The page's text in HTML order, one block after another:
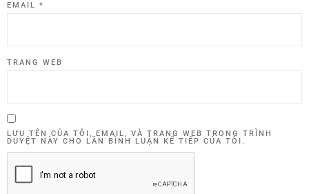
EMAIL *
TRANG WEB
LƯU TÊN CỦA TÔI, EMAIL, VÀ TRANG WEB TRONG TRÌNH
DUYỆT NÀY CHO LẦN BÌNH LUẬN KẾ TIẾP CỦA TÔI.